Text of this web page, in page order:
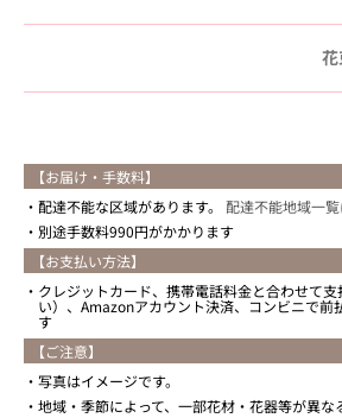
【お届け・手数料】
配達不能な区域があります。 配達不能地域一
別途手数料990円がかかります
【お支払い方法】
クレジットカード、携帯電話料金と合わせて
い）、Amazonアカウント決済、コンビニで
す
【ご注意】
写真はイメージです。
地域・季節によって、一部花材・花器等が異な